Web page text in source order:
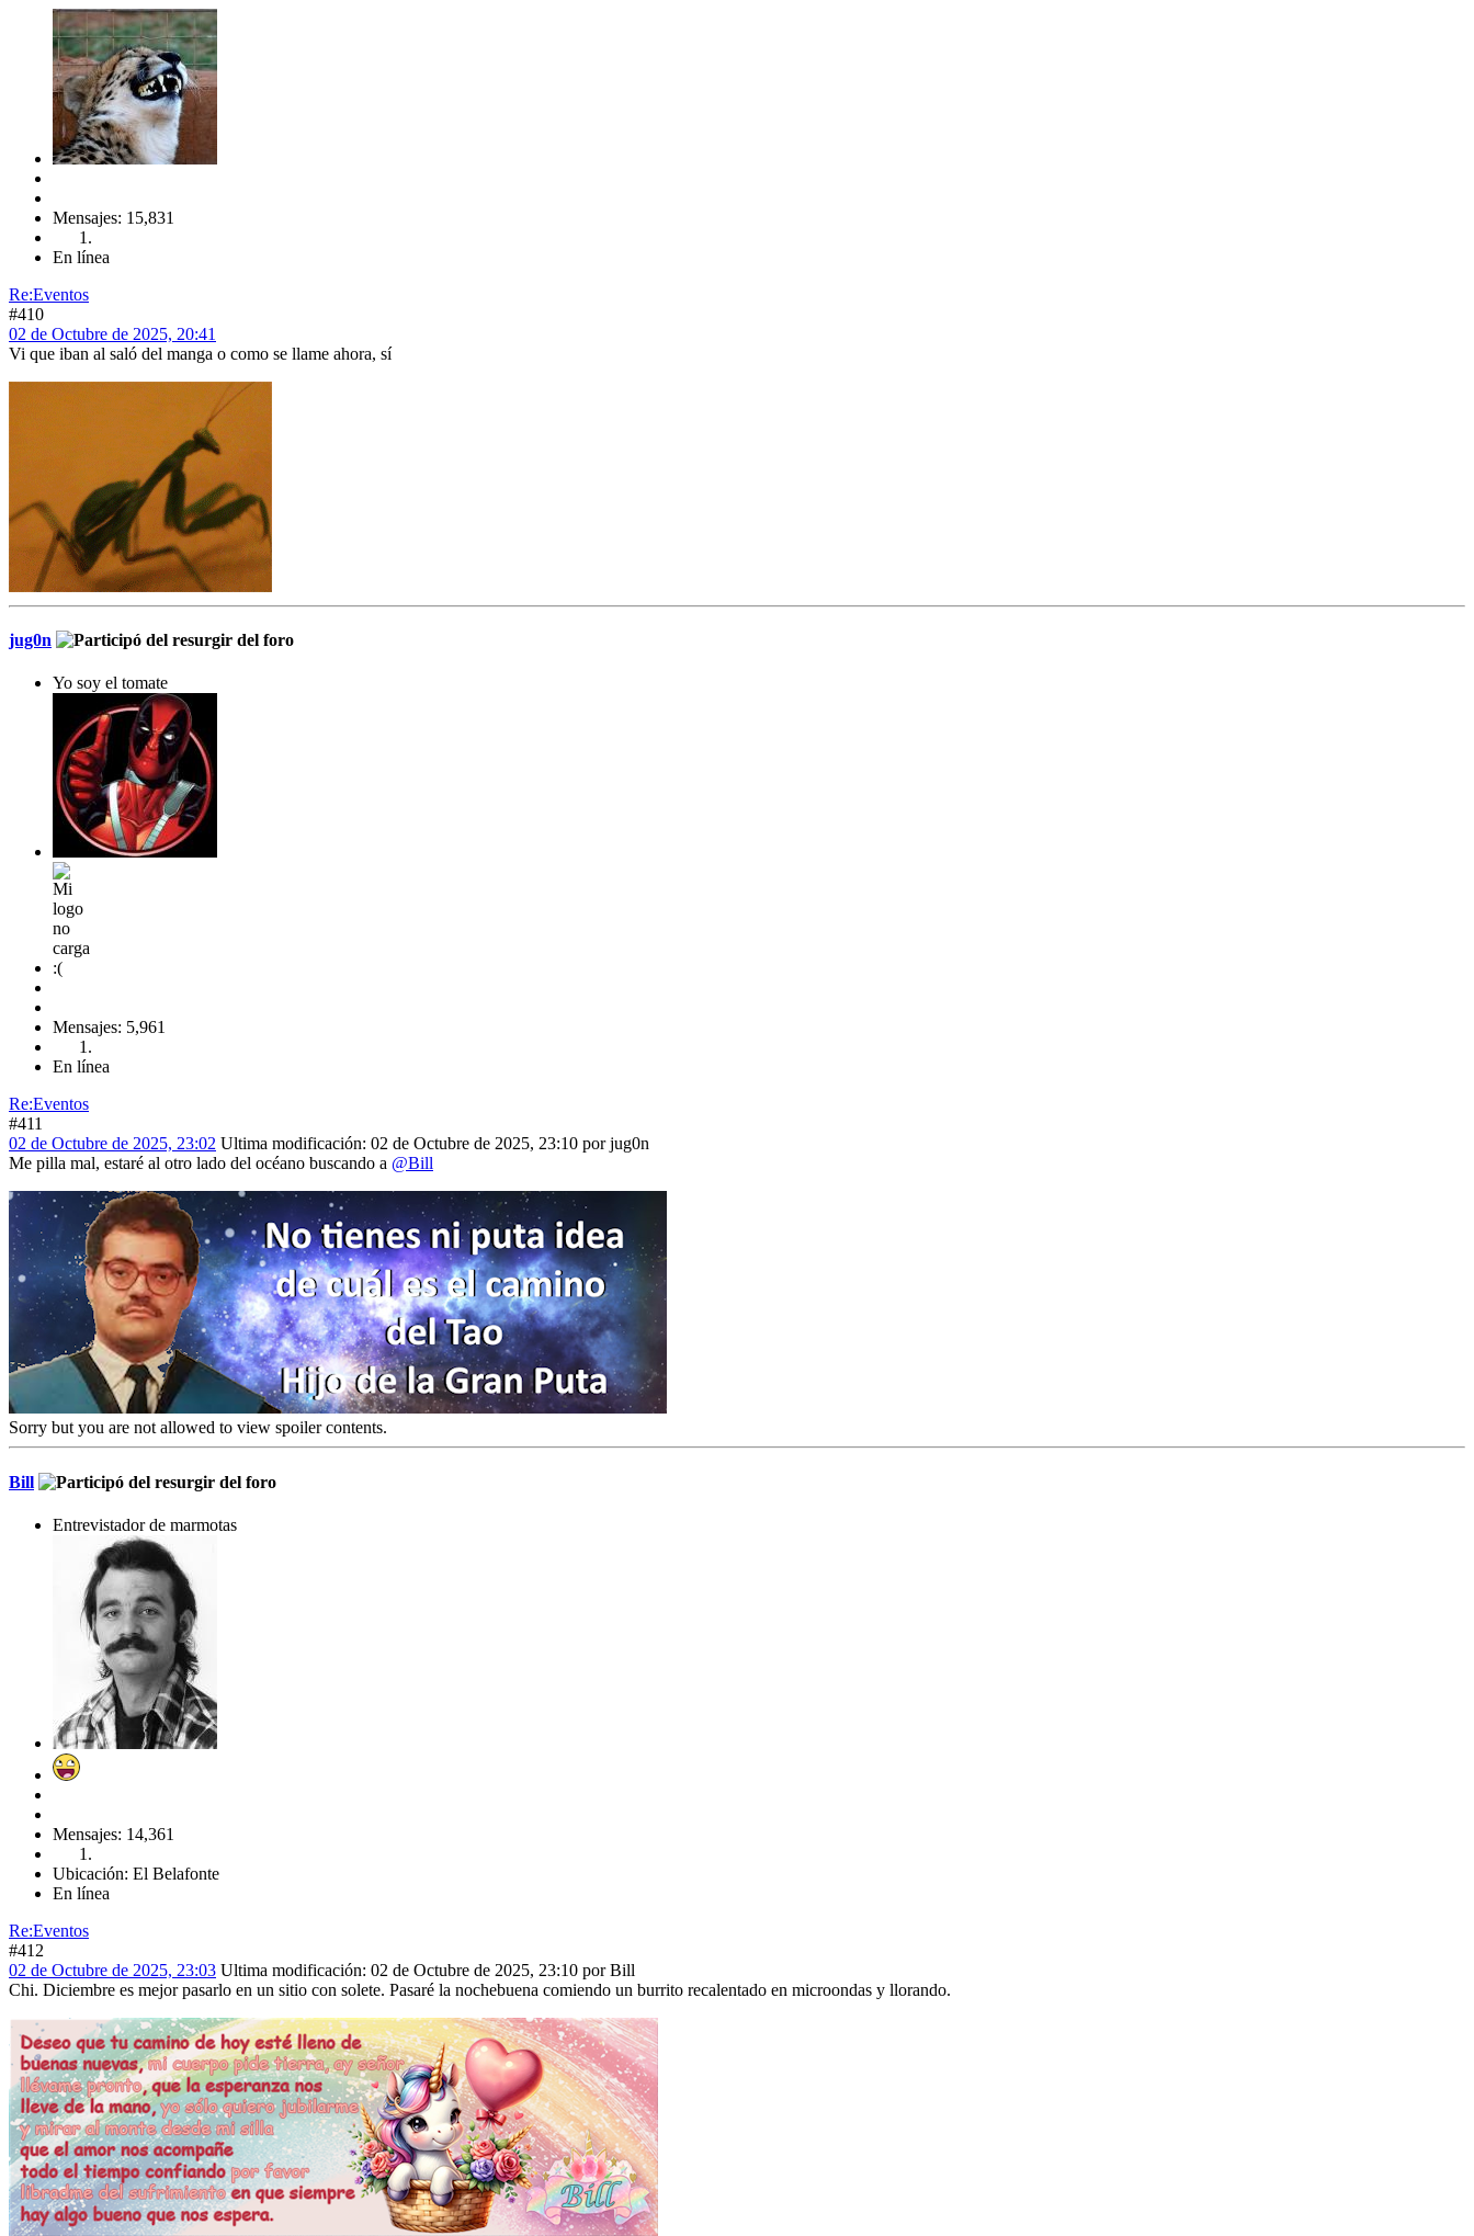
Mensajes: 15,831
En línea
Re:Eventos
#410
02 de Octubre de 2025, 20:41
Vi que iban al saló del manga o como se llame ahora, sí
jug0n
Yo soy el tomate
Mensajes: 5,961
En línea
Re:Eventos
#411
02 de Octubre de 2025, 23:02 Ultima modificación: 02 de Octubre de 2025, 23:10 por jug0n
Me pilla mal, estaré al otro lado del océano buscando a @Bill
Sorry but you are not allowed to view spoiler contents.
Bill
Entrevistador de marmotas
Mensajes: 14,361
Ubicación: El Belafonte
En línea
Re:Eventos
#412
02 de Octubre de 2025, 23:03 Ultima modificación: 02 de Octubre de 2025, 23:10 por Bill
Chi. Diciembre es mejor pasarlo en un sitio con solete. Pasaré la nochebuena comiendo un burrito recalentado en microondas y llorando.